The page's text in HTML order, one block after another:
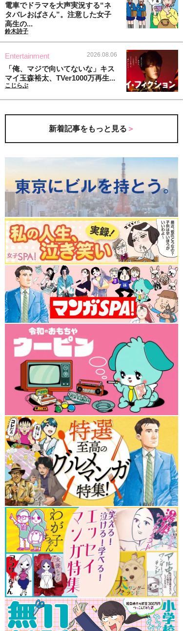
電車でドラマを大声実況する“ネ
タバレおばさん”。注意した女子
高生の...
鈴木詩子
Entertainment 2026.08.06
「俺、マジで向いてないな」キス
マイ玉森裕太、TVer1000万再生...
こじらぶ
新着記事をもっと見る